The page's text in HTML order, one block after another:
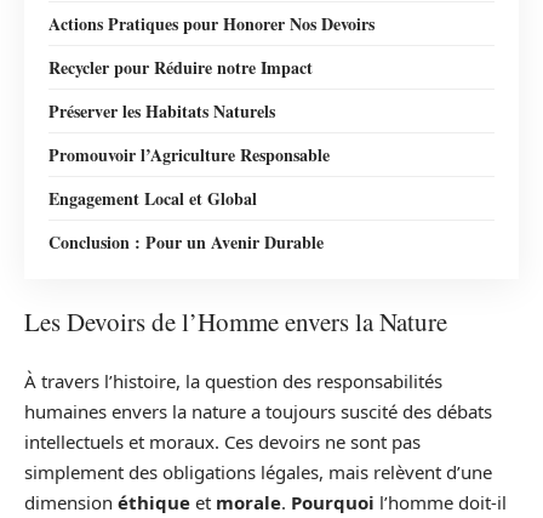
Actions Pratiques pour Honorer Nos Devoirs
Recycler pour Réduire notre Impact
Préserver les Habitats Naturels
Promouvoir l’Agriculture Responsable
Engagement Local et Global
Conclusion : Pour un Avenir Durable
Les Devoirs de l’Homme envers la Nature
À travers l’histoire, la question des responsabilités
humaines envers la nature a toujours suscité des débats
intellectuels et moraux. Ces devoirs ne sont pas
simplement des obligations légales, mais relèvent d’une
dimension éthique et morale. Pourquoi l’homme doit-il